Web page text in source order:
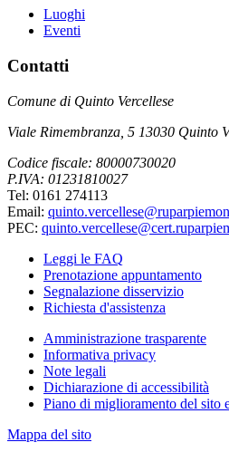
Luoghi
Eventi
Contatti
Comune di Quinto Vercellese
Viale Rimembranza, 5 13030 Quinto
Codice fiscale: 80000730020
P.IVA: 01231810027
Tel: 0161 274113
Email:
PEC:
Leggi le FAQ
Prenotazione appuntamento
Segnalazione disservizio
Richiesta d'assistenza
Amministrazione trasparente
Informativa privacy
Note legali
Dichiarazione di accessibilità
Piano di miglioramento del sito
Mappa del sito